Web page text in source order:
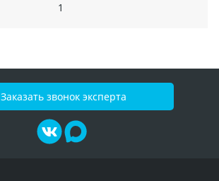
1
Заказать звонок эксперта